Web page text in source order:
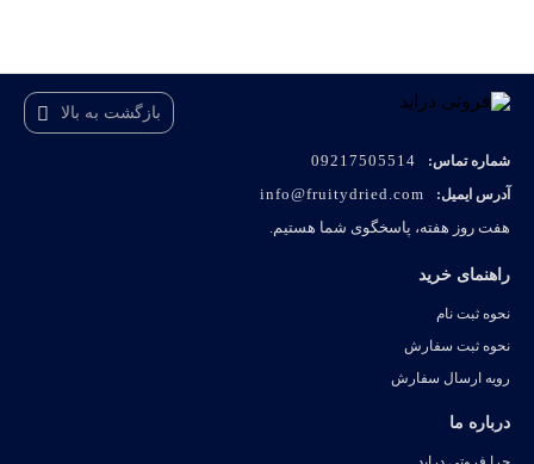
بازگشت به بالا
شماره تماس: 09217505514
آدرس ایمیل:
info@fruitydried.com
هفت روز هفته، پاسخگوی شما هستیم.
راهنمای خرید
نحوه ثبت نام
نحوه ثبت سفارش
رویه ارسال سفارش
درباره ما